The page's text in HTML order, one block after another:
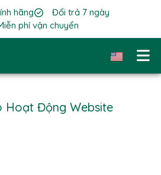
hãng
Đổi trả 7 ngày
phí vận chuyển
Hoạt Động Website